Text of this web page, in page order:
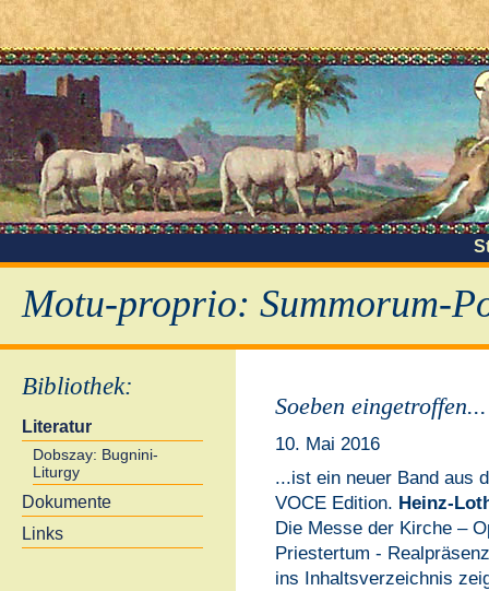
Motu-proprio: Summorum-
Bibliothek:
Literatur
Dobszay: Bugnini-
Liturgy
Dokumente
Links
Soeben eingetroffen...
10. Mai 2016
...ist ein neuer Band aus
VOCE Edition. Heinz-
Die Messe der Kirche –
Priestertum -
ins Inhaltsverzeichnis